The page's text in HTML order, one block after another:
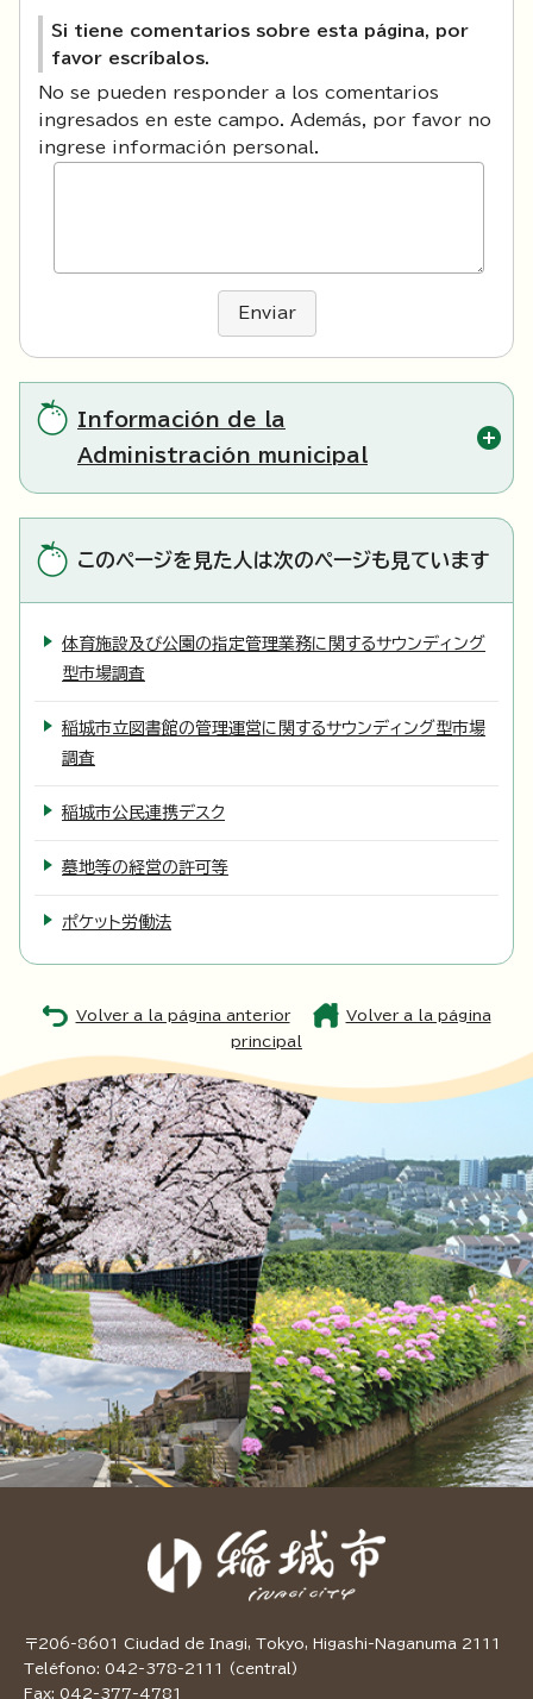
Si tiene comentarios sobre esta página, por
favor escríbalos.
No se pueden responder a los comentarios
ingresados en este campo. Además, por favor no
ingrese información personal.
Enviar
Información de la
Administración municipal
このページを見た人は次のページも見ています
体育施設及び公園の指定管理業務に関するサウンディング
型市場調査
稲城市立図書館の管理運営に関するサウンディング型市場
調査
稲城市公民連携デスク
墓地等の経営の許可等
ポケット労働法
Volver a la página anterior
Volver a la página
principal
〒206-8601 Ciudad de Inagi, Tokyo, Higashi-Naganuma 2111
Teléfono: 042-378-2111 (central)
Fax: 042-377-4781